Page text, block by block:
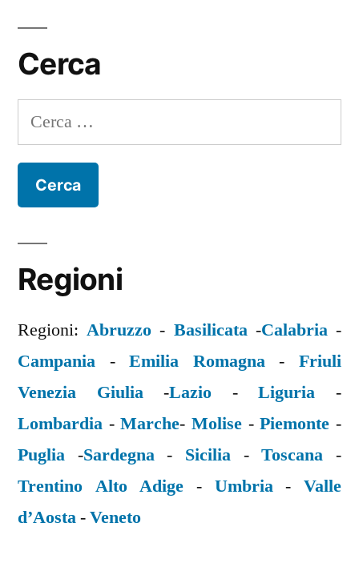
Cerca
Ricerca
per:
Regioni
Regioni:Abruzzo - Basilicata-Calabria-
Campania -Emilia Romagna-Friuli
Venezia Giulia-Lazio -Liguria -
Lombardia -Marche-Molise -Piemonte -
Puglia -Sardegna- Sicilia -Toscana -
Trentino Alto Adige - Umbria-Valle
d’Aosta-Veneto